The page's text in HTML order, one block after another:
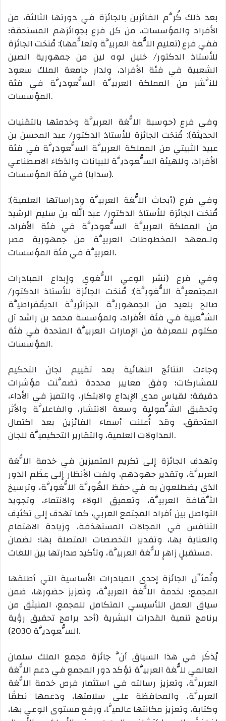
بعد ذلك كُرَّم الفائزين بالجائزة في دورتها الثالثة، من
الأفراد والمؤسسات، من كل فرع بجوائزهم المستحقة؛
ففي فرع (تعليم اللُّغة العربيَّة وتعلُّمها): مُنحَت الجائزة
للأستاذ الدكتور/ خليل لوه لين من جمهورية الصين
الشعبية في فئة الأفراد، ولدار جامعة الملك سعود
للنَّشر من المملكة العربيَّة السُّعوديَّة في فئة
المؤسسات.
وفي فرع (حوسبة اللُّغة العربيَّة وخدمتها بالتقنيات
الحديثة): مُنحَت الجائزة للأستاذ الدكتور/ عبد المحسن بن
عبيد الثبيتي من المملكة العربيَّة السُّعوديَّة في فئة
الأفراد، وللهيئة السُّعوديَّة للبيانات والذكاء الاصطناعي
(سدايا) في فئة المؤسسات.
وفي فرع (أبحاث اللُّغة العربيَّة ودراساتها العلمية):
مُنحَت الجائزة للأستاذ الدكتور/ عبد الله بن سليم الرشيد
من المملكة العربيَّة السُّعوديَّة في فئة الأفراد،
ولـمعهد المخطوطات العربيَّة من جمهورية مصر
العربيَّة في فئة المؤسسات.
وفي فرع (نشر الوعي اللُّغوي وإبداع المبادرات
المجتمعيَّة اللُّغويَّة): مُنحَت الجائزة للأستاذ الدكتور/
صالح بلعيد من الجمهوريَّة الجزائريَّة الديمُقراطيَّة
الشَّعبية في فئة الأفراد، ولمؤسسة محمد بن راشد آل
مكتوم للمعرفة من الإمارات العربيَّة المتحدة في فئة
المؤسسات.
وجاءت النتائج النهائية بعد تقييم لجان التحكيم
للمشاركات؛ وفق معايير محددة تضمَّنت مؤشرات
دقيقة؛ لقياس مدى الإبداع والابتكار، والتميز في الأداء،
وتحقيق الشُّمولية وسعة الانتشار، والفاعليَّة والأثر
المتحقق، وقد أُعلنت أسماء الفائزين بعد اكتمال
المداولات العلمية، والتقارير التحكيميَّة للجان.
وتهدف الجائزة إلى تكريم المتميزين في خدمة اللُّغة
العربيَّة، وتقدير جهودهم، ولفت الأنظار إلى عِظَم الدور
الذي يضطلعون به في حفظ الهُويَّة اللُّغويَّة، وترسيخ
الثَّقافة العربيَّة، وتعميق الولاء والانتماء، وتجويد
التواصل بين أفراد المجتمع العربي، كما تهدف إلى تكثيف
التنافس في المجالات المستهدَفة، وزيادة الاهتمام
والعناية بها، وتقدير التخصصات المتصلة بها؛ لضمان
مستقبلٍ زاهرٍ للُّغة العربيَّة، وتأكيد صدارتها بين اللغات.
وتُمثِّل الجائزة إحدى المبادرات الأساسية التي أطلقها
المجمع؛ لخدمة اللُّغة العربيَّة، وتعزيز حضورها، ضمن
سياق العمل التأسيسي المتكامل للمجمع، المنبثق من
برنامج تنمية القدرات البشرية (أحد برامج تحقيق رؤية
السُّعوديَّة 2030).
يُذكَر في هذا السياق أنَّ جائزة مجمع الملك سلمان
العالمي للُّغة العربيَّة تؤكد دور المجمع في دعم اللُّغة
العربيَّة، وتعزيز رسالته في استثمار فرص خدمة اللُّغة
العربيَّة، والمحافظة على سلامتها، ودعمها نطقًا
وكتابة، وتعزيز مكانتها عالميًّا، ورفع مستوى الوعي بها،